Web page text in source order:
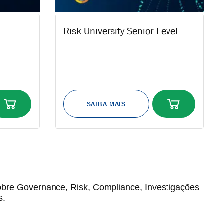
Risk University Senior Level
Governance, Risk, Compliance, Investigações